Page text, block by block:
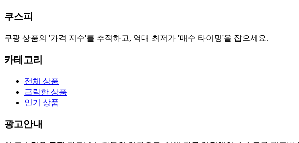
쿠스피
쿠팡 상품의 '가격 지수'를 추적하고, 역대 최저가 '매수 타이밍'을 잡으세요.
카테고리
전체 상품
급락한 상품
인기 상품
광고안내